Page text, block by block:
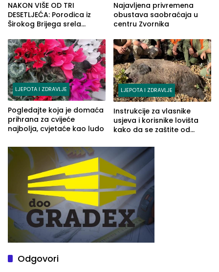
NAKON VIŠE OD TRI
DESETLJEĆA: Porodica iz
Širokog Brijega srela
spasila život u ratu
Najavljena privremena
obustava saobraćaja u
centru Zvornika
LJEPOTA I ZDRAVLJE
Pogledajte koja je domaća
prihrana za cvijeće
najbolja, cvjetaće kao ludo
LJEPOTA I ZDRAVLJE
Instrukcije za vlasnike
usjeva i korisnike lovišta
kako da se zaštite od
Odgovori